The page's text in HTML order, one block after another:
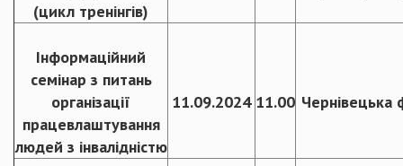
(цикл тренінгів)
Інформаційний
семінар з питань
організації
працевлаштування
людей з інвалідністю
11.09.2024 11.00 Чернівецька